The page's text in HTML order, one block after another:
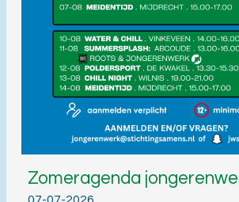
Zomeragenda